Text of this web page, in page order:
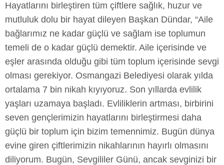
Hayatlarını birleştiren tüm çiftlere sağlık, huzur ve
mutluluk dolu bir hayat dileyen Başkan Dündar, “Aile
bağlarımız ne kadar güçlü ve sağlam ise toplumun
temeli de o kadar güçlü demektir. Aile içerisinde ve
eşler arasında olduğu gibi tüm toplum içerisinde sevgi
olması gerekiyor. Osmangazi Belediyesi olarak yılda
ortalama 7 bin nikah kıyıyoruz. Son yıllarda evlilik
yaşları uzamaya başladı. Evliliklerin artması, birbirini
seven gençlerimizin hayatlarını birleştirmesi daha
güçlü bir toplum için bizim temennimiz. Bugün dünya
evine giren çiftlerimizin nikahlarının hayırlı olmasını
diliyorum. Bugün, Sevgililer Günü, ancak sevginizi bir